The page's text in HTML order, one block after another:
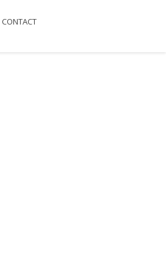
CONTACT